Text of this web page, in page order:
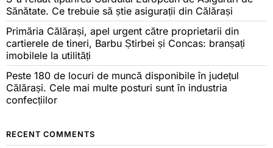
Sănătate. Ce trebuie să știe asigurații din Călărași
Primăria Călărași, apel urgent către proprietarii din
cartierele de tineri, Barbu Știrbei și Concas: branșați
imobilele la utilități
Peste 180 de locuri de muncă disponibile în județul
Călărași. Cele mai multe posturi sunt în industria
confecțiilor
RECENT COMMENTS